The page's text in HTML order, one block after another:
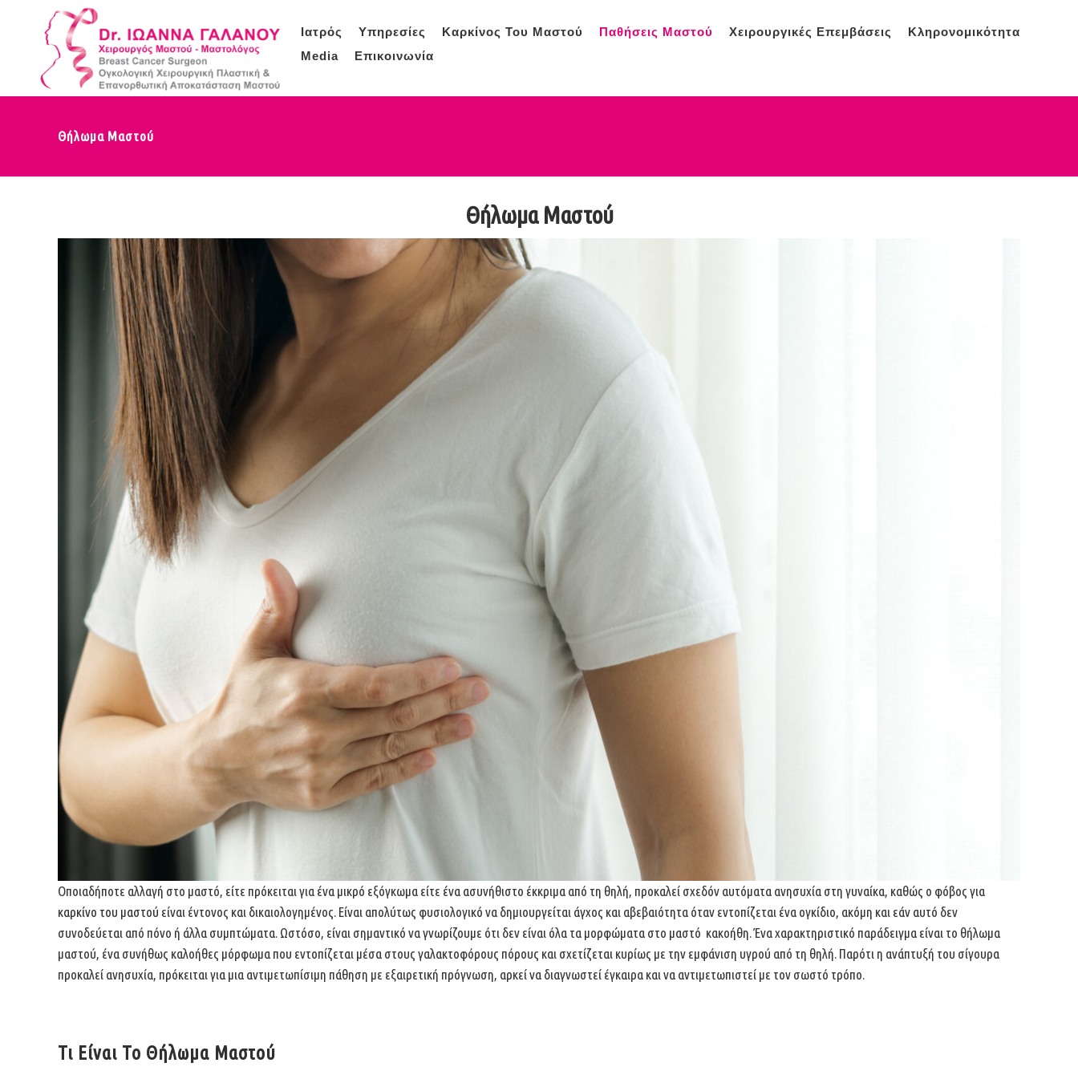
Ιατρός Υπηρεσίες Καρκίνος Του Μαστού Παθήσεις Μαστού Χειρουργικές Επεμβάσεις
Κληρονομικότητα
Media
Επικοινωνία
Θήλωμα Mαστού
Θήλωμα Mαστού
Οποιαδήποτε αλλαγή στο μαστό, είτε πρόκειται για ένα μικρό εξόγκωμα είτε ένα ασυνήθιστο έκκριμα από τη θηλή, προκαλεί σχεδόν αυτόματα ανησυχία στη γυναίκα, καθώς ο φόβος για
καρκίνο του μαστού είναι έντονος και δικαιολογημένος. Είναι απολύτως φυσιολογικό να δημιουργείται άγχος και αβεβαιότητα όταν εντοπίζεται ένα ογκίδιο, ακόμη και εάν αυτό δεν
συνοδεύεται από πόνο ή άλλα συμπτώματα. Ωστόσο, είναι σημαντικό να γνωρίζουμε ότι δεν είναι όλα τα μορφώματα στο μαστό κακοήθη.Ένα χαρακτηριστικό παράδειγμα είναι το θήλωμα
μαστού, ένα συνήθως καλοήθες μόρφωμα που εντοπίζεται μέσα στους γαλακτοφόρους πόρους και σχετίζεται κυρίως με την εμφάνιση υγρού από τη θηλή. Παρότι η ανάπτυξή του σίγουρα
προκαλεί ανησυχία, πρόκειται για μια αντιμετωπίσιμη πάθηση με εξαιρετική πρόγνωση, αρκείνα διαγνωστεί έγκαιρα και να αντιμετωπιστεί με τον σωστό τρόπο.
Τι Είναι Το Θήλωμα Μαστού